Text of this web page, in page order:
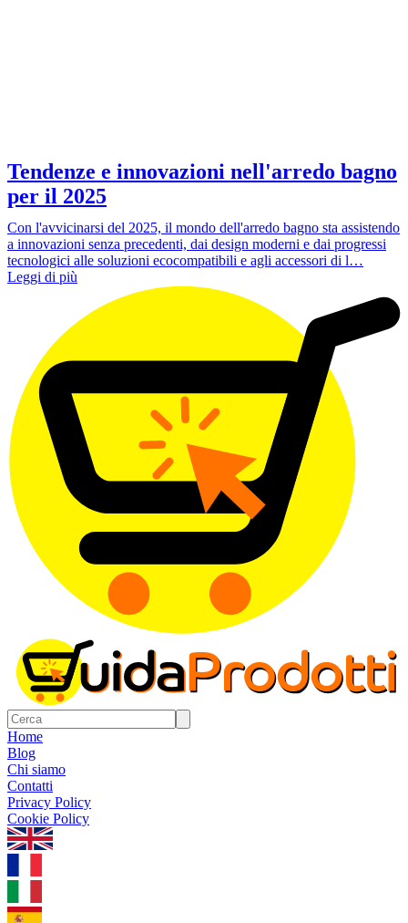
Tendenze e innovazioni nell'arredo bagno
per il 2025
Con l'avvicinarsi del 2025, il mondo dell'arredo bagno sta assistendo
a innovazioni senza precedenti, dai design moderni e dai progressi
tecnologici alle soluzioni ecocompatibili e agli accessori di l…
Leggi di più
Home
Blog
Chi siamo
Contatti
Privacy Policy
Cookie Policy